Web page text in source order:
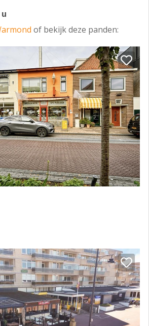
zal koper een waarborgsom
de Notaris ter grootte van 10%
of bekijk deze panden: